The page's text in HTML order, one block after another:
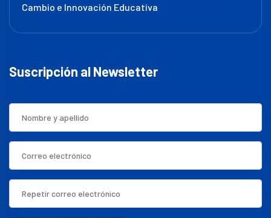
Cambio e Innovación Educativa
Suscripción al Newsletter